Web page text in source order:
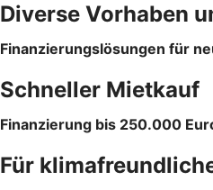
Diverse Vorhaben
Finanzierungslösungen für
Schneller Mietkauf
Finanzierung bis 250.000
Für